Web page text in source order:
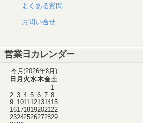
よくある質問
お問い合せ
営業日カレンダー
今月(2026年8月)
日 月 火水木金土
1
2 3 4 5 6 7 8
9 1011 12131415
161718192021 22
23242526272829